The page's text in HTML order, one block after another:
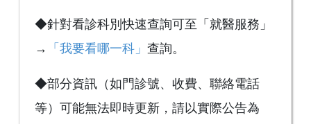
◆針對看診科別快速查詢可至「就醫服務」
→
「我要看哪一科」 查詢。
◆部分資訊（如門診號、收費、聯絡電話
等）可能無法即時更新，請以實際公告為